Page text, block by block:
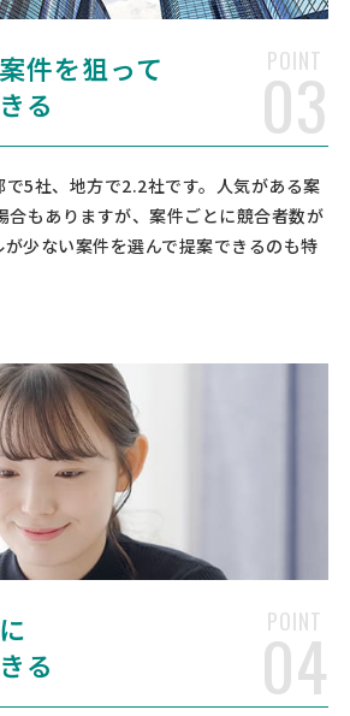
POINT
03
件を狙って
る
5社、地方で2.2社です。人気がある案
合もありますが、案件ごとに競合者数が
少ない案件を選んで提案できるのも特
POINT
04
る
て決めたい 東京都
[御社の業種] サービス業 [従業員数] 11 [希望
労働法関連法規 労働条件・労働時間 時間外、
休日・振替休日 年次有休暇 賃金制度運用 解
件
社会保険労務士への相談・問合
労働トラブル 退職金・企業年金 許認可 [御
] 2〜5名 [依頼・相談内容] お世話になりま
問社労士様を探し …
社会保険労務士への相談・問合
労務士 > 社会保険労務士
円まで 埼玉県
労働保険手続き 給与計算 [御社の業種] その他
・相談内容] 従業員が増えてきたので、給与
用保険など雇用にかかわる申請等を一括で